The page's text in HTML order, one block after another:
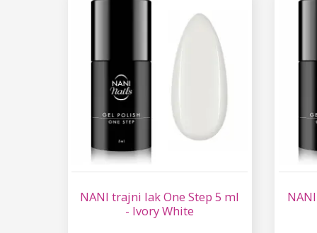
NANI trajni lak One Step 5 ml
- Ivory White